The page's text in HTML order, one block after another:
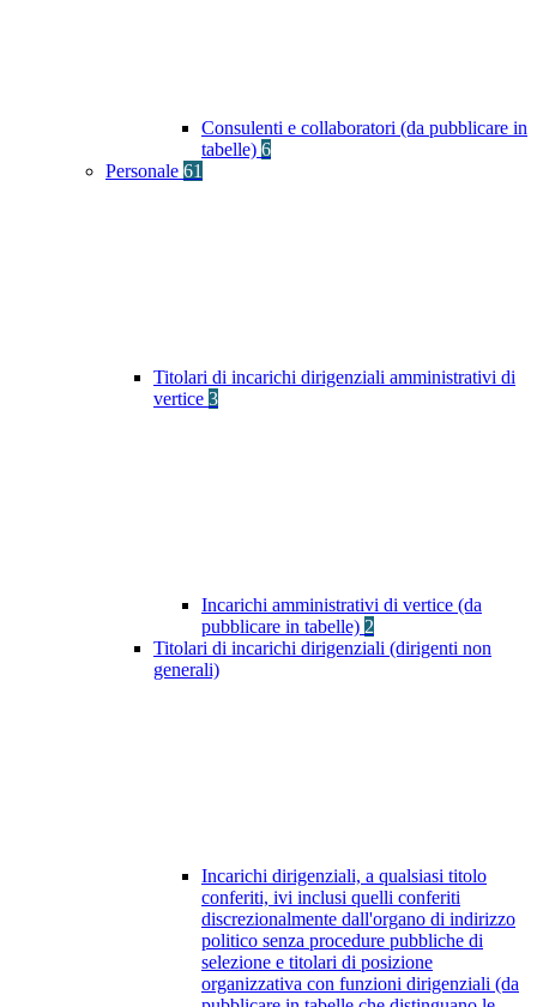
Consulenti e collaboratori (da pubblicare in
tabelle) 6
Personale 61
Titolari di incarichi dirigenziali amministrativi di
vertice 3
Incarichi amministrativi di vertice (da
pubblicare in tabelle) 2
Titolari di incarichi dirigenziali (dirigenti non
generali)
Incarichi dirigenziali, a qualsiasi titolo
conferiti, ivi inclusi quelli conferiti
discrezionalmente dall'organo di indirizzo
politico senza procedure pubbliche di
selezione e titolari di posizione
organizzativa con funzioni dirigenziali (da